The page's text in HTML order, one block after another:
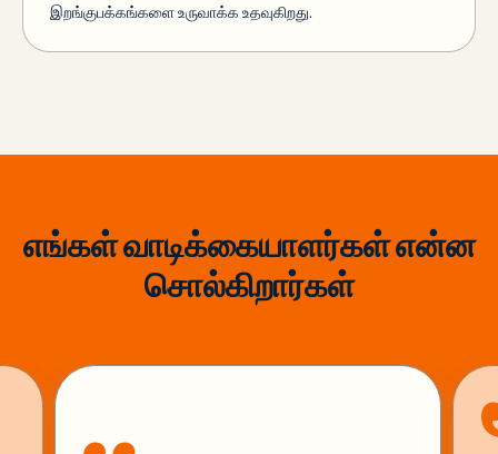
இறங்குபக்கங்களை உருவாக்க உதவுகிறது.
எங்கள் வாடிக்கையாளர்கள் என்ன
சொல்கிறார்கள்